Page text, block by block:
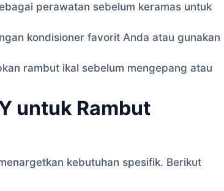
perawatan sebelum keramas untuk
kondisioner favorit Anda atau gunakan
rambut ikal sebelum mengepang atau
untuk Rambut
kebutuhan spesifik. Berikut